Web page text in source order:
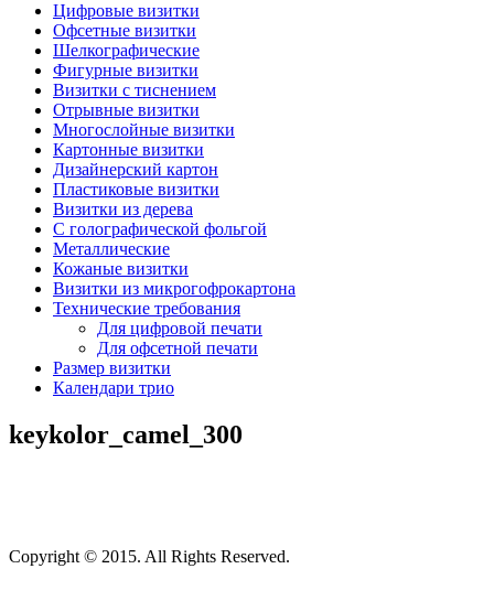
Цифровые визитки
Офсетные визитки
Шелкографические
Фигурные визитки
Визитки с тиснением
Отрывные визитки
Многослойные визитки
Картонные визитки
Дизайнерский картон
Пластиковые визитки
Визитки из дерева
C голографической фольгой
Металлические
Кожаные визитки
Визитки из микрогофрокартона
Технические требования
Для цифровой печати
Для офсетной печати
Размер визитки
Календари трио
keykolor_camel_300
Copyright © 2015. All Rights Reserved.